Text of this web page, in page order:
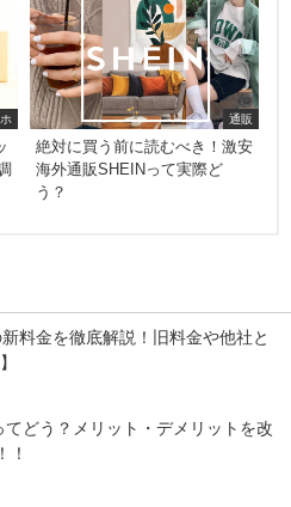
通販
絶対に買う前に読むべき！激安
海外通販SHEINって実際ど
う？
料金を徹底解説！旧料金や他社と
てどう？メリット・デメリットを改
！